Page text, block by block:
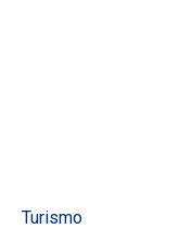
Turismo